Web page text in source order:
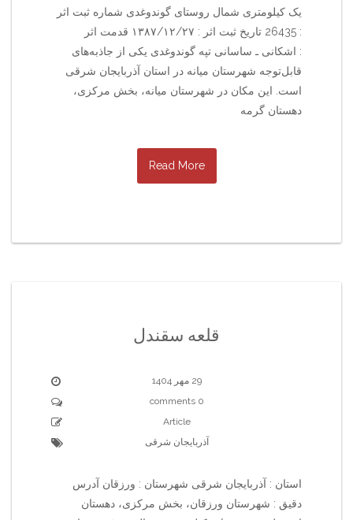
یک کیلومتری شمال روستای گوندوغدی شماره ثبت اثر
: 26435 تاریخ ثبت اثر : ۱۳۸۷/۱۲/۲۷ قدمت اثر
: اشکانی ـ ساسانی تپه گوندوغدی یکی از جاذبه‌های
قابل‌توجه شهرستان میانه در استان آذربایجان شرقی
است. این مکان در شهرستان میانه، بخش مرکزی،
دهستان گرمه
Read More
قلعه سقندل
29 مهر 1404
0 comments
Article
آذربایجان شرقی
استان : آذربایجان شرقی شهرستان : ورزقان آدرس
دقیق : شهرستان ورزقان، بخش مرکزی، دهستان